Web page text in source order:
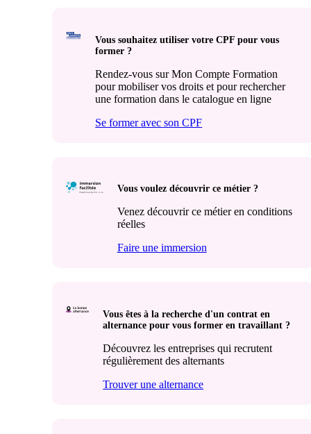
Vous souhaitez utiliser votre CPF pour vous
former ?
Rendez-vous sur Mon Compte Formation
pour mobiliser vos droits et pour rechercher
une formation dans le catalogue en ligne
Se former avec son CPF
Vous voulez découvrir ce métier ?
Venez découvrir ce métier en conditions
réelles
Faire une immersion
Vous êtes à la recherche d'un contrat en
alternance pour vous former en travaillant ?
Découvrez les entreprises qui recrutent
régulièrement des alternants
Trouver une alternance